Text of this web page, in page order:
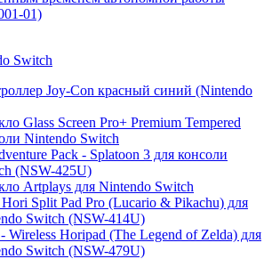
01)
Switch
Joy-Con красный синий (Nintendo
Glass Screen Pro+ Premium Tempered
Nintendo Switch
Pack - Splatoon 3 для консоли
(NSW-425U)
Artplays для Nintendo Switch
Split Pad Pro (Lucario & Pikachu) для
Switch (NSW-414U)
Wireless Horipad (The Legend of Zelda) для
Switch (NSW-479U)